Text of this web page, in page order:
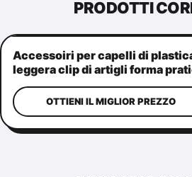
PRODOTTI
Accessoiri per capelli di
leggera clip di artigli forma
di corona
OTTIENI IL MIGLIOR PREZZO